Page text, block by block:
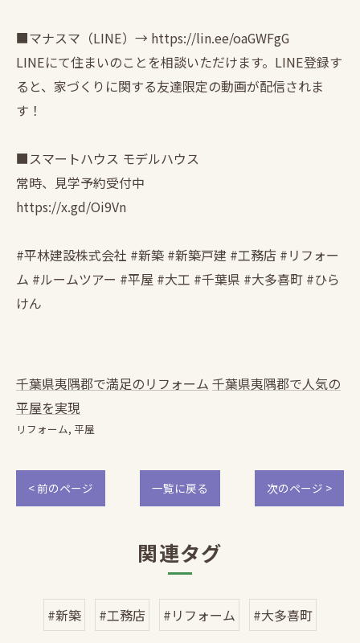
■マナスマ（LINE）→ https://lin.ee/oaGWFgG
LINEにて住まいのことを相談いただけます。LINE登録す
ると、家づくりに関する友達限定の動画が配信されま
す！
■スマートハウス モデルハウス
常時、見学予約受付中
https://x.gd/Oi9Vn
#平林建設株式会社 #新築 #新築戸建 #工務店 #リフォー
ム #ルームツアー #平屋 #大工 #千葉県 #大多喜町 #ひら
けん
千葉県夷隅郡で満足のリフォーム 千葉県夷隅郡で人気の
平屋を実現
リフォーム 平屋
< 前のページ 一覧に戻る 次のページ >
関連タグ
#新築 #工務店 #リフォーム #大多喜町